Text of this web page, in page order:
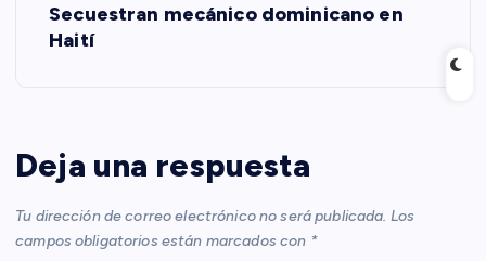
a
c
i
Secuestran mecánico dominicano en
Haití
Deja una respuesta
Tu dirección de correo electrónico no será publicada. Los
campos obligatorios están marcados con *